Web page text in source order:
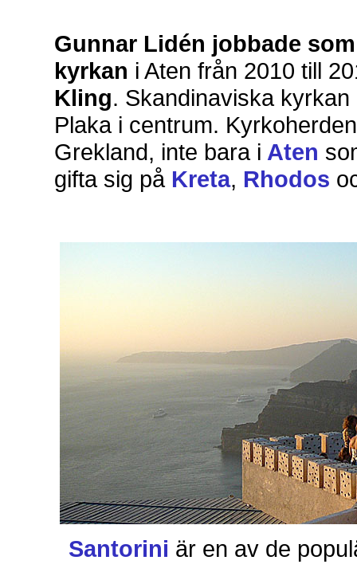
Gunnar Lidén jobbade
kyrkan i Aten från 2010 till
Kling. Skandinaviska
Plaka i centrum.
Grekland, inte bara i Aten
gifta sig på Kreta, Rhodos
Santorini är en av de